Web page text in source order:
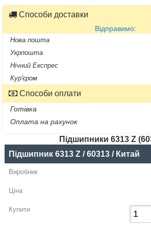
Способи доставки
Відправимо:
Нова пошта
Укрпошта
Нічний Експрес
Кур'єром
Способи оплати
Готівка
Оплата на рахунок
Підшипники 6313 Z
Назва
Виробник
Радіальний
Підшипник 6313 Z / 60313 / Китай